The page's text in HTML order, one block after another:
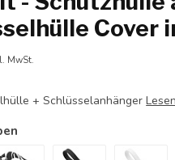
Cover
MwSt.
+ Schlüsselanhänger